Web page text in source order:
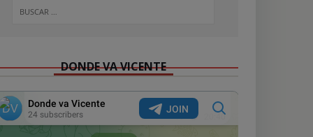
DONDE VA VICENTE